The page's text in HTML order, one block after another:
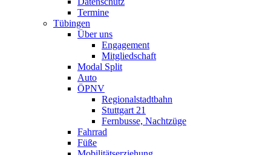
Termine
Tübingen
Über uns
Engagement
Mitgliedschaft
Modal Split
Auto
ÖPNV
Regionalstadtbahn
Stuttgart 21
Fernbusse, Nachtzüge
Fahrrad
Füße